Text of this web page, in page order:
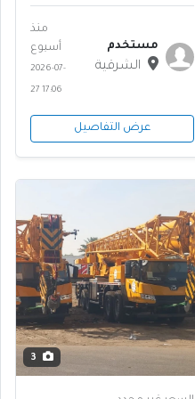
300 طن // 2026 - تاج المملكة
مستخدم
الشرقية
منذ
أسبوع
2026-07-
27 17:06
عرض التفاصيل